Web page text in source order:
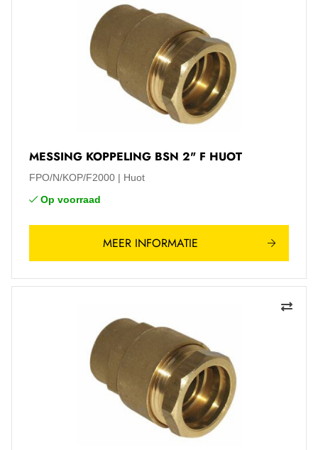
MESSING KOPPELING BSN 2" F HUOT
FPO/N/KOP/F2000
Huot
Op voorraad
MEER INFORMATIE